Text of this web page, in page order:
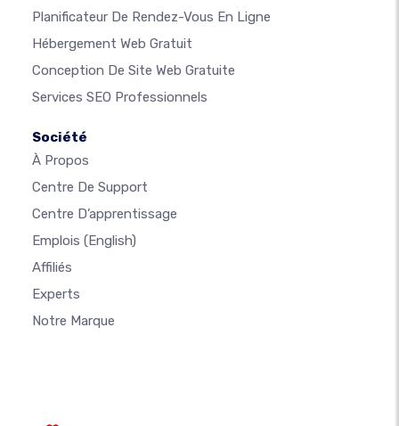
Planificateur De Rendez-Vous En Ligne
Hébergement Web Gratuit
Conception De Site Web Gratuite
Services SEO Professionnels
Société
À Propos
Centre De Support
Centre D’apprentissage
Emplois (English)
Affiliés
Experts
Notre Marque